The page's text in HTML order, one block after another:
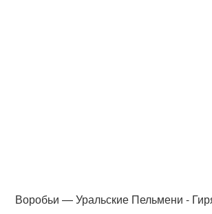
Воробьи — Уральские Пельмени -